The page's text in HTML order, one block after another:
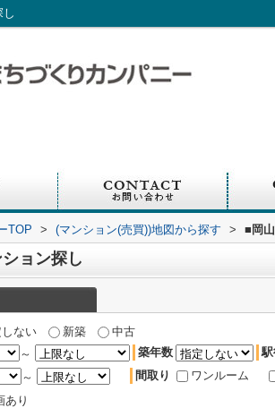
TOP > (マンション(売買))地図から探す > ■岡
ョン探し
ない 新築
中古
～ 築年数
～
あり
間取り ワンルーム